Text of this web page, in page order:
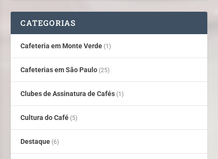
CATEGORIAS
Cafeteria em Monte Verde (1)
Cafeterias em São Paulo (25)
Clubes de Assinatura de Cafés (1)
Cultura do Café (5)
Destaque (6)